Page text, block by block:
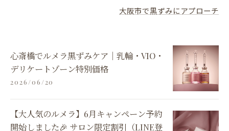
大阪市で黒ずみにアプローチ
心斎橋でルメラ黒ずみケア｜乳輪・VIO・
デリケートゾーン特別価格
2026/06/20
【大人気のルメラ】6月キャンペーン予約
開始しました🎉 サロン限定割引（LINE登